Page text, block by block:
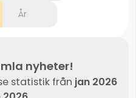
År
nyheter!
statistik från jan 2026